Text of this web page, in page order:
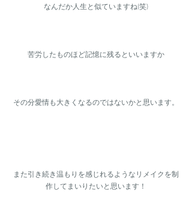
なんだか人生と似ていますね(笑)
苦労したものほど記憶に残るといいますか
その分愛情も大きくなるのではないかと思います。
また引き続き温もりを感じれるようなリメイクを制
作してまいりたいと思います！